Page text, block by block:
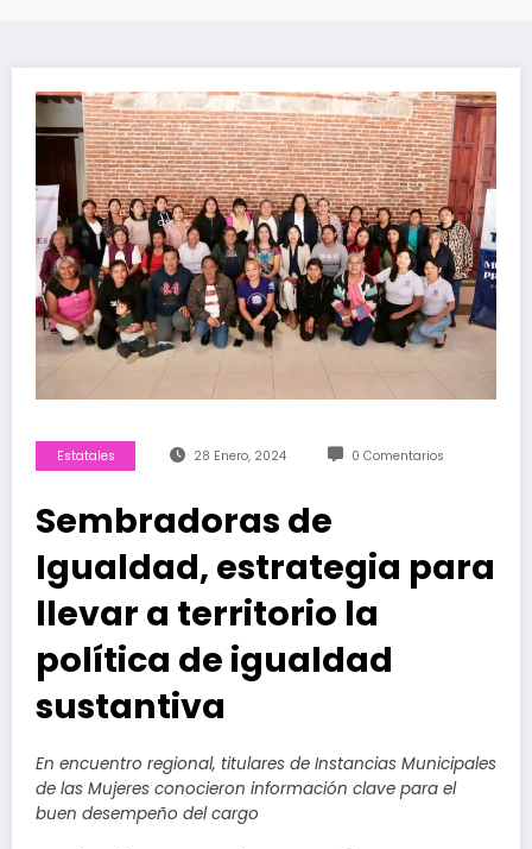
Estatales 28 Enero, 2024 0 Comentarios
Sembradoras de
Igualdad, estrategia para
llevar a territorio la
política de igualdad
sustantiva
En encuentro regional, titulares de Instancias Municipales
de las Mujeres conocieron información clave para el
buen desempeño del cargo